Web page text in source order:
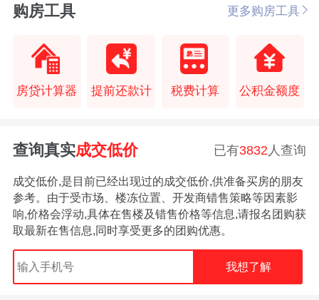
购房工具 更多购房工具
房贷计算器 提前还款计 税费计算 公积金额度
查询真实成交低价 已有3832 人查询
成交低价,是目前已经出现过的成交低价,供准备买房的朋友
参考。由于受市场、楼冻位置、开发商错售策略等因素影
响,价格会浮动,具体在售楼及错售价格等信息,请报名团购获
取最新在售信息,同时享受更多的团购优惠。
我想了解